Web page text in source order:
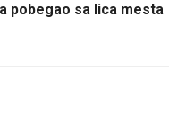
pobegao sa lica mesta